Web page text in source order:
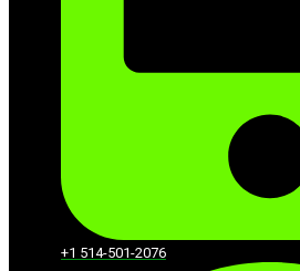
+1 514-501-2076